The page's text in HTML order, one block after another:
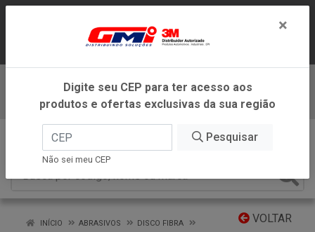
ATENDIMENTO DENTRO DO ESTADO DE
MINAS GERAIS.
Baixe já nosso APP
VOLTAR
INÍCIO ABRASIVOS
DISCO FIBRA
×
Digite seu CEP para ter acesso aos
produtos e ofertas exclusivas da sua região
Pesquisar
Não sei meu CEP